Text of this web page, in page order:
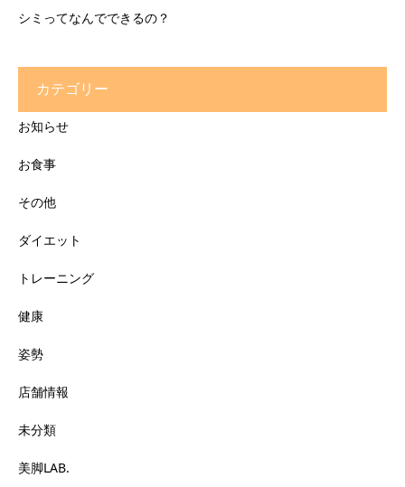
シミってなんでできるの？
カテゴリー
お知らせ
お食事
その他
ダイエット
トレーニング
健康
姿勢
店舗情報
未分類
美脚LAB.